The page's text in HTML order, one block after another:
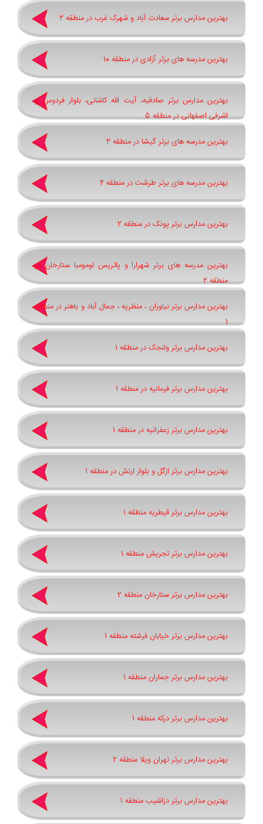
بهترین مدارس برتر سعادت آباد و شهرک غرب در منطقه 2
بهترین مدرسه های برتر آزادی در منطقه 10
بهترین مدارس برتر صادقیه، آیت الله کاشانی، بلوار فردوس و
اشرفی اصفهانی در منطقه 5
بهترین مدرسه های برتر گیشا در منطقه 2
بهترین مدرسه های برتر طرشت در منطقه 2
بهترین مدارس برتر پونک در منطقه 2
بهترین مدرسه های برتر شهرارا و پاتريس لومومبا ستارخان در
منطقه 2
بهترین مدارس برتر نیاوران ، منظریه ، جمال آباد و باهنر در منطقه
1
بهترین مدارس برتر ولنجک در منطقه 1
بهترین مدارس برتر فرمانیه در منطقه 1
بهترین مدارس برتر زعفرانیه در منطقه 1
بهترین مدارس برتر ازگل و بلوار ارتش در منطقه 1
بهترین مدارس برتر قیطریه منطقه 1
بهترین مدارس برتر تجریش منطقه 1
بهترین مدارس برتر ستارخان منطقه 2
بهترین مدارس برتر خیابان فرشته منطقه 1
بهترین مدارس برتر جماران منطقه 1
بهترین مدارس برتر درکه منطقه 1
بهترین مدارس برتر تهران ویلا منطقه 2
بهترین مدارس برتر دزاشیب منطقه 1